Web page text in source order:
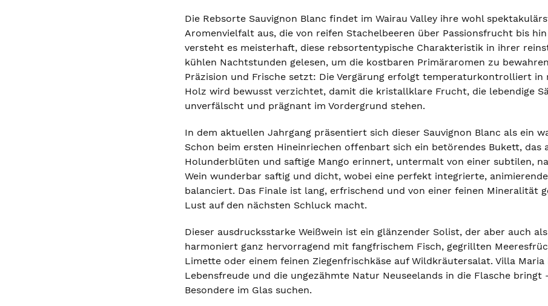
Die Rebsorte Sauvignon Blanc findet im Wairau Valley ihre wohl
Aromenvielfalt aus, die von reifen Stachelbeeren über Passionsfrucht bis
versteht es meisterhaft, diese rebsortentypische Charakteristik in ihrer
kühlen Nachtstunden gelesen, um die kostbaren Primäraromen zu
Präzision und Frische setzt: Die Vergärung erfolgt temperaturkontrolliert in
Holz wird bewusst verzichtet, damit die kristallklare Frucht, die lebendige
unverfälscht und prägnant im Vordergrund stehen.
In dem aktuellen Jahrgang präsentiert sich dieser Sauvignon Blanc als ein
Schon beim ersten Hineinriechen offenbart sich ein betörendes Bukett,
Holunderblüten und saftige Mango erinnert, untermalt von einer subtilen,
Wein wunderbar saftig und dicht, wobei eine perfekt integrierte,
balanciert. Das Finale ist lang, erfrischend und von einer feinen Mineralität
Lust auf den nächsten Schluck macht.
Dieser ausdrucksstarke Weißwein ist ein glänzender Solist, der aber auch
harmoniert ganz hervorragend mit fangfrischem Fisch, gegrillten
Limette oder einem feinen Ziegenfrischkäse auf Wildkräutersalat. Villa
Lebensfreude und die ungezähmte Natur Neuseelands in die Flasche
Besondere im Glas suchen.